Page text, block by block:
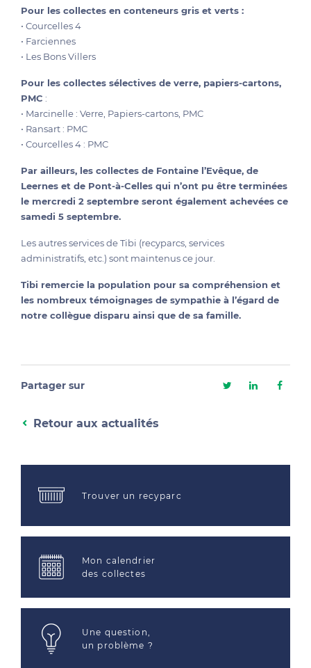
Pour les collectes en conteneurs gris et verts :
• Courcelles 4
• Farciennes
• Les Bons Villers
Pour les collectes sélectives de verre, papiers-cartons,
PMC :
• Marcinelle : Verre, Papiers-cartons, PMC
• Ransart : PMC
• Courcelles 4 : PMC
Par ailleurs, les collectes de Fontaine l’Evêque, de
Leernes et de Pont-à-Celles qui n’ont pu être terminées
le mercredi 2 septembre seront également achevées ce
samedi 5 septembre.
Les autres services de Tibi (recyparcs, services
administratifs, etc.) sont maintenus ce jour.
Tibi remercie la population pour sa compréhension et
les nombreux témoignages de sympathie à l’égard de
notre collègue disparu ainsi que de sa famille.
Partager sur
Retour aux actualités
Trouver un recyparc
Mon calendrier
des collectes
Une question,
un problème ?